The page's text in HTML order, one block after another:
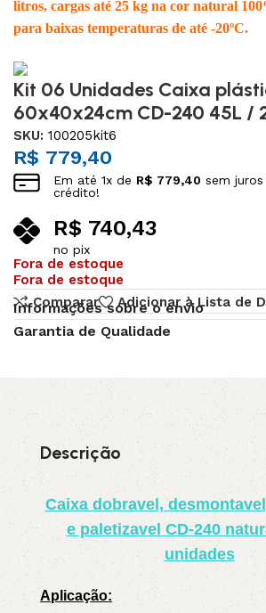
litros, cargas até 25 kg na cor natural
para baixas temperaturas de até -20ºC.
Kit 06 Unidades Caixa
60x40x24cm CD-240 45L /
SKU:100205kit6
R$ 779,40
Em até1x de R$ 779,40 sem
crédito!
R$ 740,43
no pix
Fora de estoque
Fora de estoque
Comparar
Adicionar à Lista de
Informações sobre o envio
Garantia de Qualidade
Descrição
Caixa dobravel,
e paletizavel CD-240
unidades
Aplicação: